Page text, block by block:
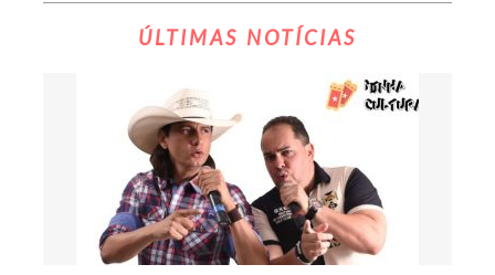
ÚLTIMAS NOTÍCIAS